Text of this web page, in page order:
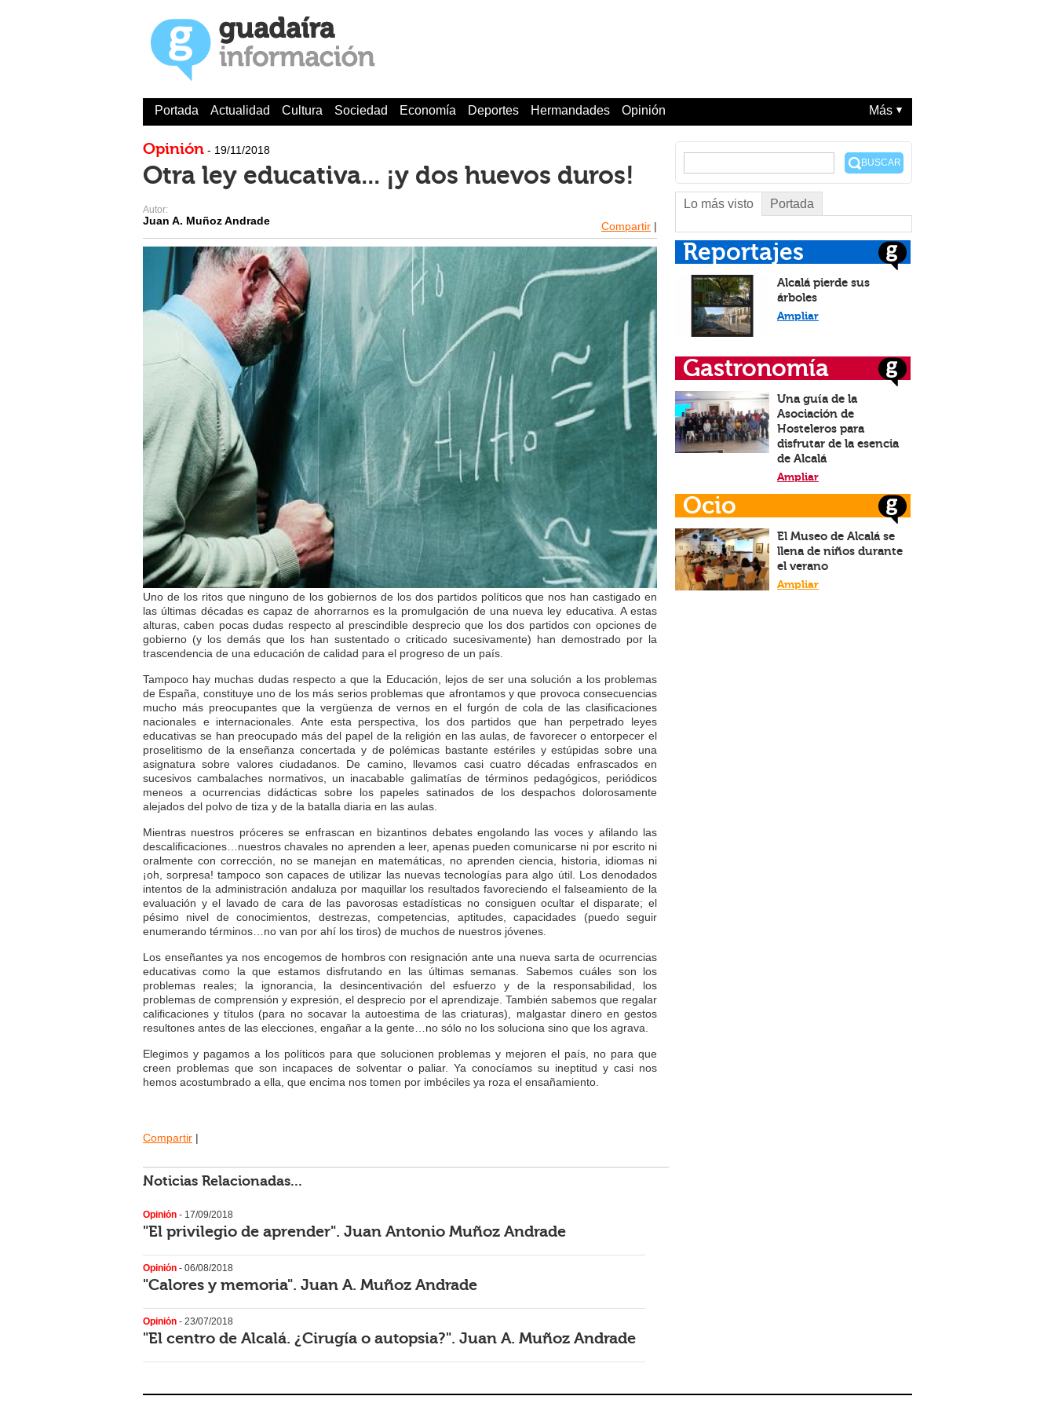
Portada Actualidad Cultura Sociedad Economía Deportes Hermandades Opinión Más
Opinión - 19/11/2018
Otra ley educativa... ¡y dos huevos duros!
Autor:
Juan A. Muñoz Andrade Compartir |
Uno de los ritos que ninguno de los gobiernos de los dos partidos políticos que nos han castigado en
las últimas décadas es capaz de ahorrarnos es la promulgación de una nueva ley educativa. A estas
alturas, caben pocas dudas respecto al prescindible desprecio que los dos partidos con opciones de
gobierno (y los demás que los han sustentado o criticado sucesivamente) han demostrado por la
trascendencia de una educación de calidad para el progreso de un país.
Tampoco hay muchas dudas respecto a que la Educación, lejos de ser una solución a los problemas
de España, constituye uno de los más serios problemas que afrontamos y que provoca consecuencias
mucho más preocupantes que la vergüenza de vernos en el furgón de cola de las clasificaciones
nacionales e internacionales. Ante esta perspectiva, los dos partidos que han perpetrado leyes
educativas se han preocupado más del papel de la religión en las aulas, de favorecer o entorpecer el
proselitismo de la enseñanza concertada y de polémicas bastante estériles y estúpidas sobre una
asignatura sobre valores ciudadanos. De camino, llevamos casi cuatro décadas enfrascados en
sucesivos cambalaches normativos, un inacabable galimatías de términos pedagógicos, periódicos
meneos a ocurrencias didácticas sobre los papeles satinados de los despachos dolorosamente
alejados del polvo de tiza y de la batalla diaria en las aulas.
Mientras nuestros próceres se enfrascan en bizantinos debates engolando las voces y afilando las
descalificaciones…nuestros chavales no aprenden a leer, apenas pueden comunicarse ni por escrito ni
oralmente con corrección, no se manejan en matemáticas, no aprenden ciencia, historia, idiomas ni
¡oh, sorpresa! tampoco son capaces de utilizar las nuevas tecnologías para algo útil. Los denodados
intentos de la administración andaluza por maquillar los resultados favoreciendo el falseamiento de la
evaluación y el lavado de cara de las pavorosas estadísticas no consiguen ocultar el disparate; el
pésimo nivel de conocimientos, destrezas, competencias, aptitudes, capacidades (puedo seguir
enumerando términos…no van por ahí los tiros) de muchos de nuestros jóvenes.
Los enseñantes ya nos encogemos de hombros con resignación ante una nueva sarta de ocurrencias
educativas como la que estamos disfrutando en las últimas semanas. Sabemos cuáles son los
problemas reales; la ignorancia, la desincentivación del esfuerzo y de la responsabilidad, los
problemas de comprensión y expresión, el desprecio por el aprendizaje. También sabemos que regalar
calificaciones y títulos (para no socavar la autoestima de las criaturas), malgastar dinero en gestos
resultones antes de las elecciones, engañar a la gente…no sólo no los soluciona sino que los agrava.
Elegimos y pagamos a los políticos para que solucionen problemas y mejoren el país, no para que
creen problemas que son incapaces de solventar o paliar. Ya conocíamos su ineptitud y casi nos
hemos acostumbrado a ella, que encima nos tomen por imbéciles ya roza el ensañamiento.
Compartir |
Noticias Relacionadas...
Opinión - 17/09/2018
"El privilegio de aprender". Juan Antonio Muñoz Andrade
Opinión - 06/08/2018
"Calores y memoria". Juan A. Muñoz Andrade
Opinión - 23/07/2018
"El centro de Alcalá. ¿Cirugía o autopsia?". Juan A. Muñoz Andrade
BUSCAR
Lo más visto Portada
Reportajes
Alcalá pierde sus
árboles
Ampliar
Gastronomía
Una guía de la
Asociación de
Hosteleros para
disfrutar de la esencia
de Alcalá
Ampliar
Ocio
El Museo de Alcalá se
llena de niños durante
el verano
Ampliar